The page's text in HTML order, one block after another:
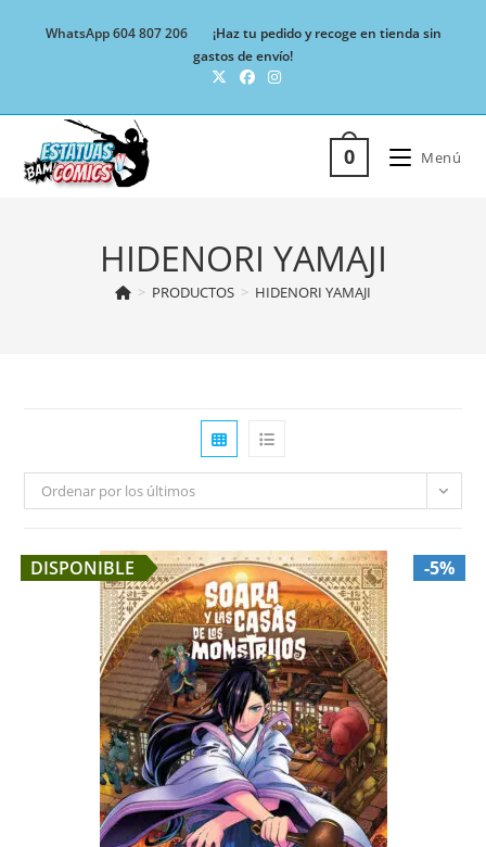
WhatsApp 604 807 206
¡Haz tu pedido y recoge en tienda sin
gastos de envío!
0 Menú
HIDENORI YAMAJI
> PRODUCTOS > HIDENORI YAMAJI
Ordenar por los últimos
DISPONIBLE -5%